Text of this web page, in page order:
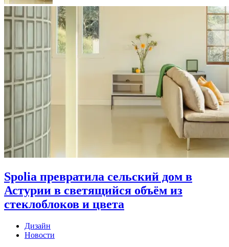
Spolia превратила сельский дом в
Астурии в светящийся объём из
стеклоблоков и цвета
Дизайн
Новости